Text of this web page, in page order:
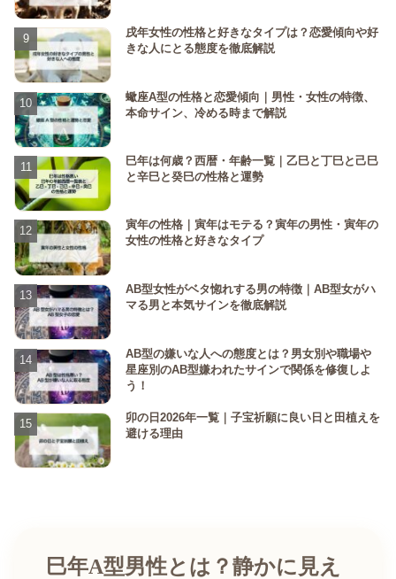
戌年女性の性格と好きなタイプは？恋愛傾向や好
きな人にとる態度を徹底解説
蠍座A型の性格と恋愛傾向｜男性・女性の特徴、
本命サイン、冷める時まで解説
巳年は何歳？西暦・年齢一覧｜乙巳と丁巳と己巳
と辛巳と癸巳の性格と運勢
寅年の性格｜寅年はモテる？寅年の男性・寅年の
女性の性格と好きなタイプ
AB型女性がベタ惚れする男の特徴｜AB型女がハ
マる男と本気サインを徹底解説
AB型の嫌いな人への態度とは？男女別や職場や
星座別のAB型嫌われたサインで関係を修復しよ
う！
卯の日2026年一覧｜子宝祈願に良い日と田植えを
避ける理由
巳年A型男性とは？静かに見え